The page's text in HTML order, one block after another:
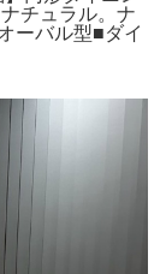
チュラル。ナ
ーバル型■ダイ